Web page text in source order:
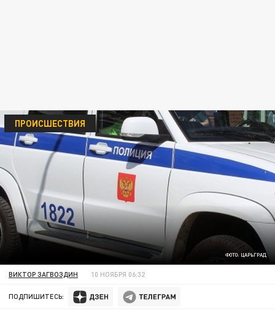
ФОТО: ЦАРЬГРАД
ПРОИСШЕСТВИЯ
ВИКТОР ЗАГВОЗДИН 10 НОЯБРЯ 06:32
ПОДПИШИТЕСЬ: